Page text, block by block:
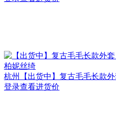
杭州
【出货中】复古毛毛长款
登录查看进货价